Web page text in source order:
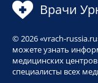
Врачи
© 2026 «vrach-
можете узнать
медицинских
специалисты всех